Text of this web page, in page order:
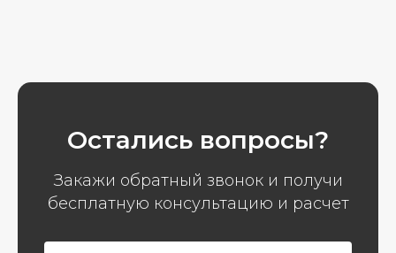
Остались вопросы?
Закажи обратный звонок и получи
бесплатную консультацию и расчет